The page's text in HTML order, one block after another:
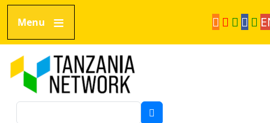
Direkt zum Inhalt
Menu